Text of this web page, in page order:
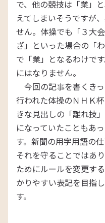
で、他の競技は「業」
えてしまいそうですが
せん。体操でも「３大
ざ」といった場合の「
で「業」となるわけで
にはなりません。
今回の記事を書くき
行われた体操のＮＨＫ
きな見出しの「離れ技
になっていたこともあ
す。新聞の用字用語の
それを守ることではあ
ためにルールを変更す
かりやすい表記を目指
す。